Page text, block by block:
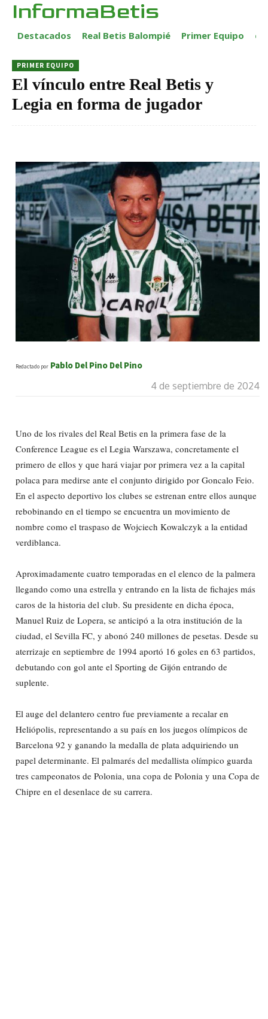
InformaBetis
Destacados Real Betis Balompié Primer Equipo
PRIMER EQUIPO
El vínculo entre Real Betis y
Legia en forma de jugador
Redactado por Pablo Del Pino Del Pino
4 de septiembre de 2024
Uno de los rivales del Real Betis en la primera fase de la
Conference League es el Legia Warszawa, concretamente el
primero de ellos y que hará viajar por primera vez a la capital
polaca para medirse ante el conjunto dirigido por Goncalo Feio.
En el aspecto deportivo los clubes se estrenan entre ellos aunque
rebobinando en el tiempo se encuentra un movimiento de
nombre como el traspaso de Wojciech Kowalczyk a la entidad
verdiblanca.
Aproximadamente cuatro temporadas en el elenco de la palmera
llegando como una estrella y entrando en la lista de fichajes más
caros de la historia del club. Su presidente en dicha época,
Manuel Ruiz de Lopera, se anticipó a la otra institución de la
ciudad, el Sevilla FC, y abonó 240 millones de pesetas. Desde su
aterrizaje en septiembre de 1994 aportó 16 goles en 63 partidos,
debutando con gol ante el Sporting de Gijón entrando de
suplente.
El auge del delantero centro fue previamente a recalar en
Heliópolis, representando a su país en los juegos olímpicos de
Barcelona 92 y ganando la medalla de plata adquiriendo un
papel determinante. El palmarés del medallista olímpico guarda
tres campeonatos de Polonia, una copa de Polonia y una Copa de
Chipre en el desenlace de su carrera.